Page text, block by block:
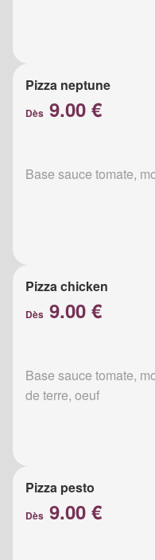
Pizza neptune
Dès 9.00 €
Base sauce tomate,
Pizza chicken
Dès 9.00 €
Base sauce tomate,
de terre, oeuf
Pizza pesto
Dès 9.00 €